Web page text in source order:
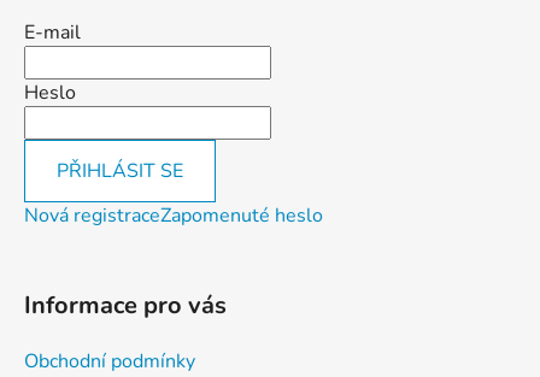
E-mail
Heslo
PŘIHLÁSIT SE
Nová registraceZapomenuté heslo
Informace pro vás
Obchodní podmínky